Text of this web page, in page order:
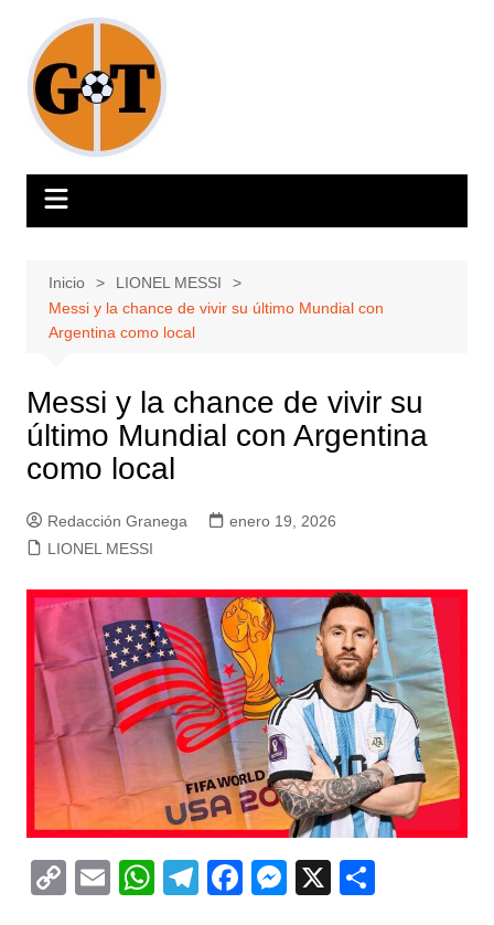
contenido
Inicio
LIONEL MESSI
Messi y la chance de vivir su último Mundial con
Argentina como local
Messi y la chance de vivir su
último Mundial con Argentina
como local
Redacción Granega
enero 19, 2026
LIONEL MESSI
C E W T F M X C